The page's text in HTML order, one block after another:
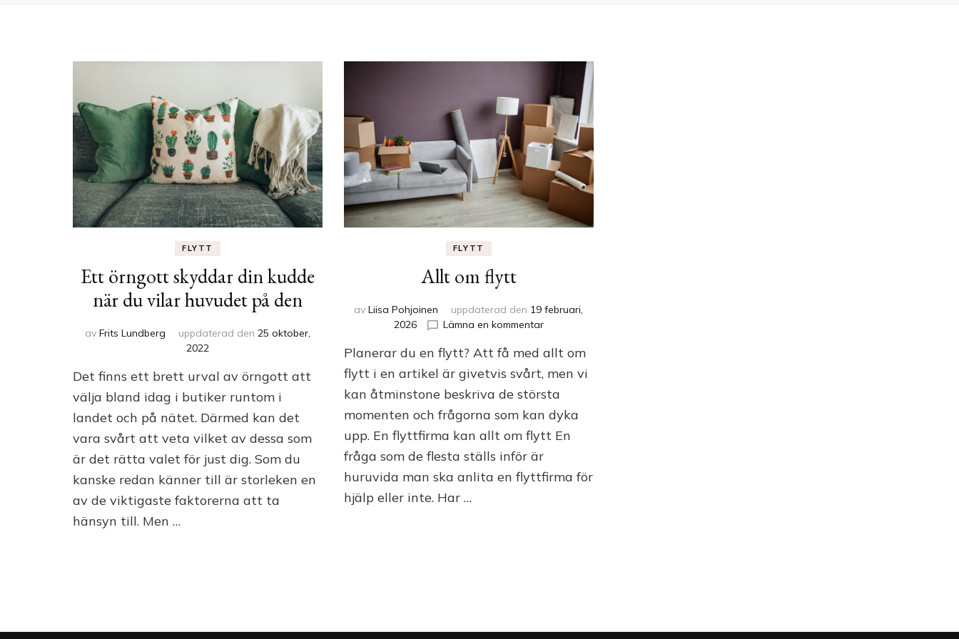
FLYTT
Ett örngott skyddar din kudde
när du vilar huvudet på den
av Frits Lundberg uppdaterad den 25 oktober,
2022
Det finns ett brett urval av örngott att
välja bland idag i butiker runtom i
landet och på nätet. Därmed kan det
vara svårt att veta vilket av dessa som
är det rätta valet för just dig. Som du
kanske redan känner till är storleken en
av de viktigaste faktorerna att ta
hänsyn till. Men …
FLYTT
Allt om flytt
avLiisa Pohjoinen uppdaterad den 19 februari,
2026
Lämna en kommentarpå
om
flytt
Planerar du en flytt? Att få med allt om
flytt i en artikel är givetvis svårt, men vi
kan åtminstone beskriva de största
momenten och frågorna som kan dyka
upp. En flyttfirma kan allt om flytt En
fråga som de flesta ställs inför är
huruvida man ska anlita en flyttfirma för
hjälp eller inte. Har …